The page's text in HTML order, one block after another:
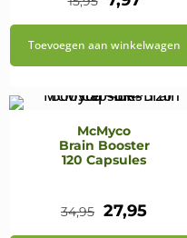
prijsprijs
Toevoegen aan winkelwagen
McMyco
Brain Booster
120 Capsules
34,95 27,95